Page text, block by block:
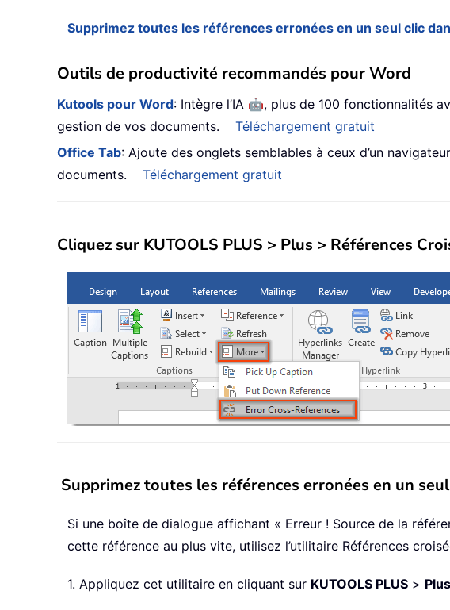
Supprimez toutes les références erronées en un seul clic
Outils de productivité recommandés pour Word
Kutools pour Word: Intègre l’IA 🤖, plus de 100 fonctionnalités
gestion de vos documents.
Téléchargement gratuit
Office Tab: Ajoute des onglets semblables à ceux d’un
documents.
Téléchargement gratuit
Cliquez sur KUTOOLS PLUS > Plus > Références
Supprimez toutes les références erronées en un
Si une boîte de dialogue affichant « Erreur ! Source de la
cette référence au plus vite, utilisez l’utilitaire Références
1. Appliquez cet utilitaire en cliquant sur KUTOOLS PLUS > Plus